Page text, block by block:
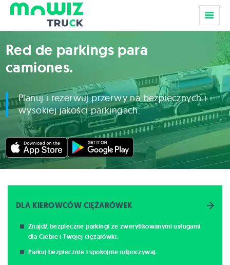
Red de parkings para
camiones.
Planuj i rezerwuj przerwy na bezpiecznych i
wysokiej jakości parkingach.
DLA KIEROWCÓW CIĘŻARÓWEK
Znajdź bezpieczne parkingi ze zweryfikowanymi usługami
dla Ciebie i Twojej ciężarówki.
Parkuj bezpiecznie i spokojnie odpoczywaj.